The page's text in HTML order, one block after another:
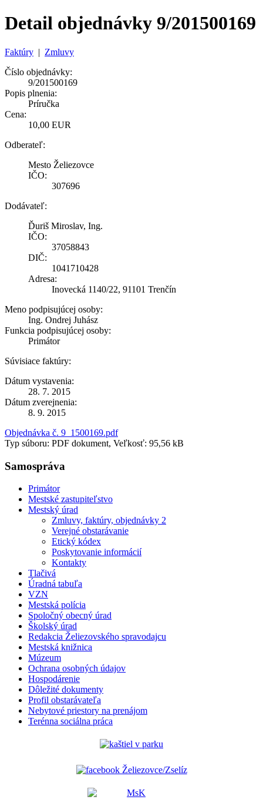
Detail objednávky 9/201500169
Faktúry | Zmluvy
Číslo objednávky:
9/201500169
Popis plnenia:
Príručka
Cena:
10,00 EUR
Odberateľ:
Mesto Želiezovce
IČO:
307696
Dodávateľ:
Ďuriš Miroslav, Ing.
IČO:
37058843
DIČ:
1041710428
Adresa:
Inovecká 1140/22, 91101 Trenčín
Meno podpisujúcej osoby:
Ing. Ondrej Juhász
Funkcia podpisujúcej osoby:
Primátor
Súvisiace faktúry:
Dátum vystavenia:
28. 7. 2015
Dátum zverejnenia:
8. 9. 2015
Objednávka č. 9_1500169.pdf
Typ súboru: PDF dokument, Veľkosť: 95,56 kB
Samospráva
Primátor
Mestské zastupiteľstvo
Mestský úrad
Zmluvy, faktúry, objednávky 2
Verejné obstarávanie
Etický kódex
Poskytovanie informácií
Kontakty
Tlačivá
Úradná tabuľa
VZN
Mestská polícia
Spoločný obecný úrad
Školský úrad
Redakcia Želiezovského spravodajcu
Mestská knižnica
Múzeum
Ochrana osobných údajov
Hospodárenie
Dôležité dokumenty
Profil obstarávateľa
Nebytové priestory na prenájom
Terénna sociálna práca